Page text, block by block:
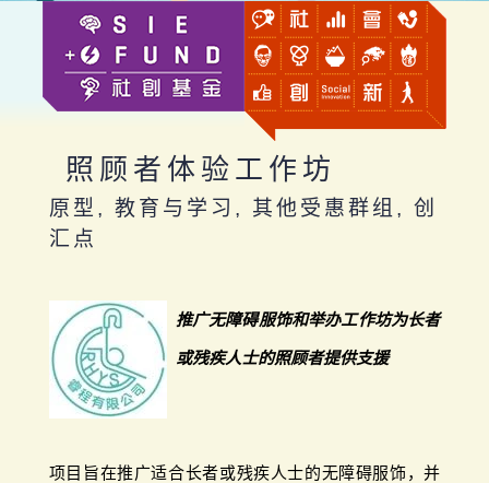
照顾者体验工作坊
原型, 教育与学习, 其他受惠群组, 创
汇点
推广无障碍服饰和举办工作坊为长者
或残疾人士的照顾者提供支援
项目旨在推广适合长者或残疾人士的无障碍服饰，并